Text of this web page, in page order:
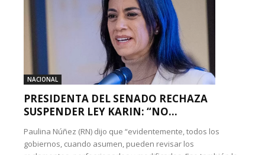
NACIONAL
PRESIDENTA DEL SENADO RECHAZA
SUSPENDER LEY KARIN: “NO...
Paulina Núñez (RN) dijo que “evidentemente, todos los
gobiernos, cuando asumen, pueden revisar los